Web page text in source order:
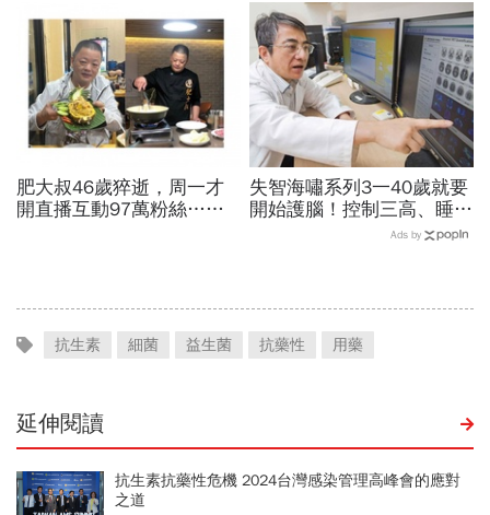
護心
4件事，驚見「腰圍小一
圈」
肥大叔46歲猝逝，周一才
開直播互動97萬粉絲…常
失智海嘯系列3一40歲就要
開始護腦！控制三高、睡眠
品質…抗遺忘不是從發病當
Ads by
抗生素 細菌 益生菌 抗藥性 用藥
延伸閱讀
抗生素抗藥性危機 2024台灣感染管理高峰會的應對
之道